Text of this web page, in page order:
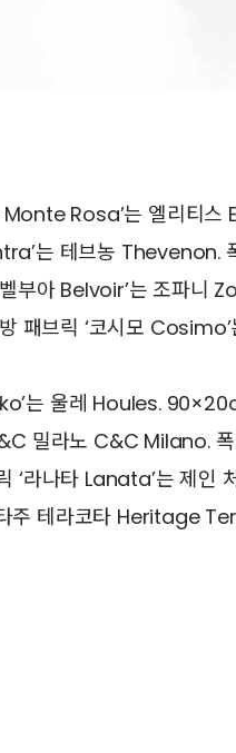
Monte Rosa’는 엘리티스
는 테브농 Thevenon.
부아 Belvoir’는 조파니
패브릭 ‘코시모
는 울레 Houles.
밀라노 C&C Milano.
‘라나타 Lanata’는 제
주 테라코타 Heritage